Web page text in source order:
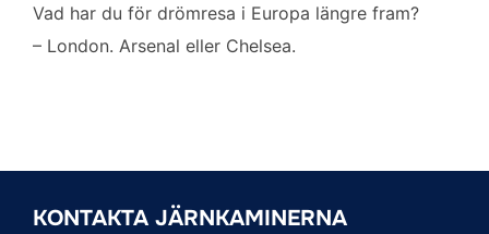
Vad har du för drömresa i Europa längre fram?
– London. Arsenal eller Chelsea.
KONTAKTA JÄRNKAMINERNA